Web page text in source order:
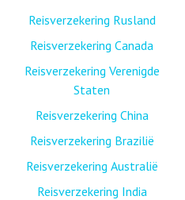
Reisverzekering Rusland
Reisverzekering Canada
Reisverzekering Verenigde
Staten
Reisverzekering China
Reisverzekering Brazilië
Reisverzekering Australië
Reisverzekering India